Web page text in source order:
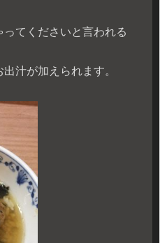
てくださいと言われる
汁が加えられます。